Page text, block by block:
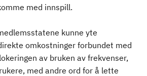
med innspill.
kunne yte
omkostninger forbundet med
av bruken av frekvenser,
med andre ord for å lette